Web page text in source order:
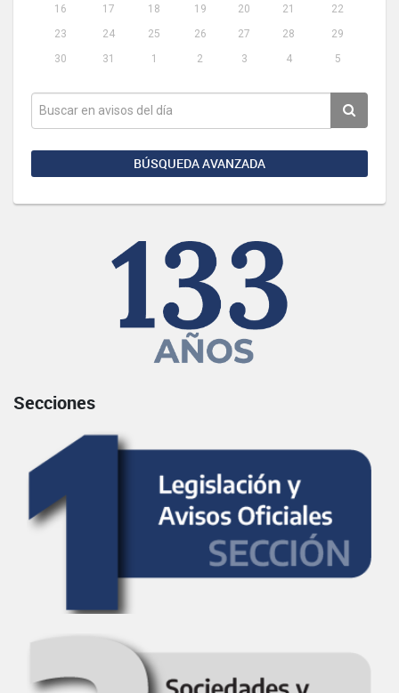
16
17 18 19 20 21
22
23
24 25 26 27 28
29
30
31 1 2 3 4 5
BÚSQUEDA AVANZADA
Secciones